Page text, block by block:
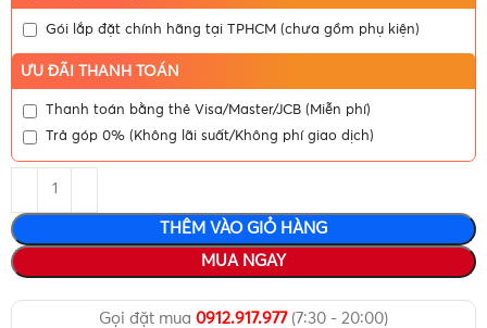
Gói lắp đặt chính hãng tại TPHCM (chưa gồm phụ kiện)
ƯU ĐÃI THANH TOÁN
Thanh toán bằng thẻ Visa/Master/JCB (Miễn phí)
Trả góp 0% (Không lãi suất/Không phí giao dịch)
THÊM VÀO GIỎ HÀNG
MUA NGAY
Gọi đặt mua 0912.917.977(7:30 - 20:00)